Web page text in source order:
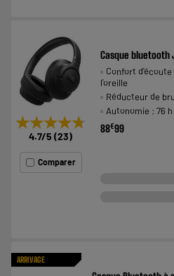
★★★★★
★★★★★
4.7/5 (23)
Comparer
Casque bluetooth
Confort
l'oreille
Réducteur de
Autonomie : 76 h
88€99
ARRIVAGE